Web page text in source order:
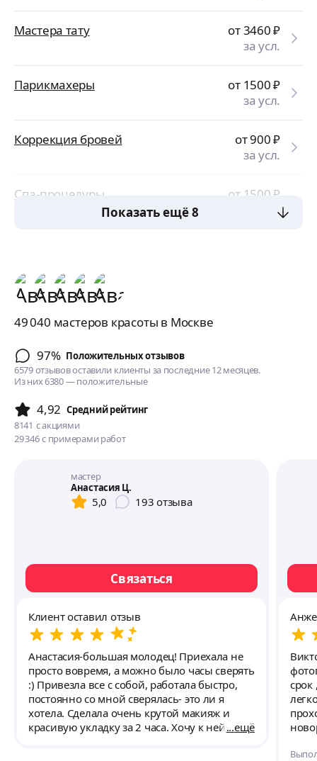
Мастера тату от 3460₽
за усл.
Парикмахеры от 1500₽
за усл.
Коррекция бровей от 900₽
за усл.
Спа-процедуры от 1500₽
за сеанс
Показать ещё 8
49 040 мастеров красоты в Москве
97% Положительных отзывов
6579 отзывов оставили клиенты за последние 12 месяцев.
Из них 6380 — положительные
4,92 Cредний рейтинг
8141 с акциями
29 346 с примерами работ
мастер
Анастасия Ц.
5,0 193 отзыва
Связаться
Клиент оставил отзыв
Анастасия-большая молодец! Приехала не
просто вовремя, а можно было часы сверять
:) Привезла все с собой, работала быстро,
постоянно со мной сверялась- это ли я
хотела. Сделала очень крутой макияж и
красивую укладку за 2 часа. Хочу к ней
ещё